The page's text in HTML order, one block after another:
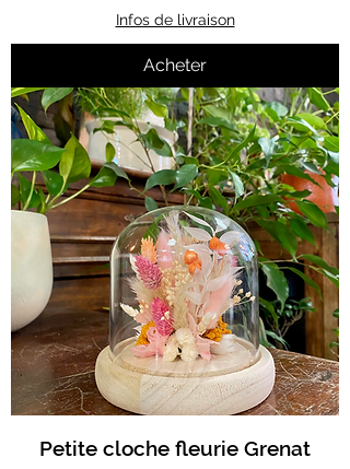
Infos de livraison
Acheter
Petite cloche fleurie Grenat